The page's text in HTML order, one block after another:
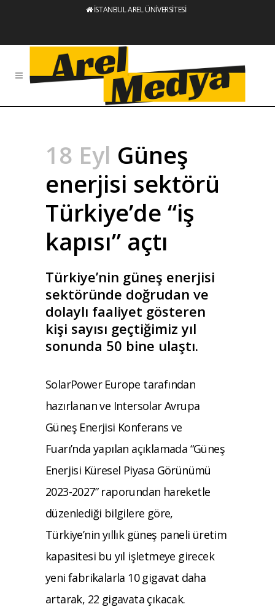
İSTANBUL AREL ÜNİVERSİTESİ
18 Eyl Güneş
enerjisi sektörü
Türkiye’de “iş
kapısı” açtı
Türkiye’nin güneş enerjisi
sektöründe doğrudan ve
dolaylı faaliyet gösteren
kişi sayısı geçtiğimiz yıl
sonunda 50 bine ulaştı.
SolarPower Europe tarafından
hazırlanan ve Intersolar Avrupa
Güneş Enerjisi Konferans ve
Fuarı’nda yapılan açıklamada “Güneş
Enerjisi Küresel Piyasa Görünümü
2023-2027” raporundan hareketle
düzenlediği bilgilere göre,
Türkiye’nin yıllık güneş paneli üretim
kapasitesi bu yıl işletmeye girecek
yeni fabrikalarla 10 gigavat daha
artarak, 22 gigavata çıkacak.